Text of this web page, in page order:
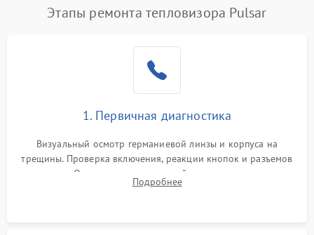
Сбои коммуникаций и интерфейсов
Экран (дисплей)
Этапы ремонта тепловизора Pulsar
1. Первичная диагностика
Визуальный осмотр германиевой линзы и корпуса на
трещины. Проверка включения, реакции кнопок и разъемов
зарядки. Оценка вывода тепловой сигнатуры на экран,
проверка базовых функций и считывание системных
Подробнее